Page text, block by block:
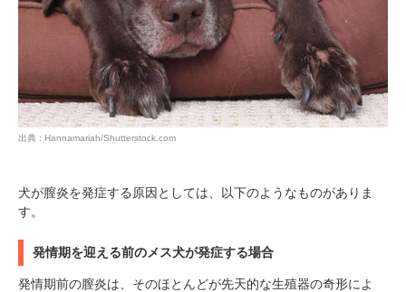
出典 : Hannamariah/Shutterstock.com
犬が膣炎を発症する原因としては、以下のようなものがありま
す。
発情期を迎える前のメス犬が発症する場合
発情期前の膣炎は、そのほとんどが先天的な生殖器の奇形によ